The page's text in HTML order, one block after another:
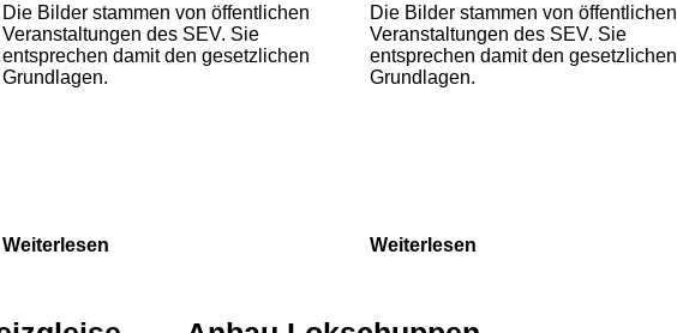
Die Bilder stammen von öffentlichen
Veranstaltungen des SEV. Sie
entsprechen damit den gesetzlichen
Grundlagen.
Weiterlesen
Die Bilder stammen von öffentlichen
Veranstaltungen des SEV. Sie
entsprechen damit den gesetzlichen
Grundlagen.
Weiterlesen